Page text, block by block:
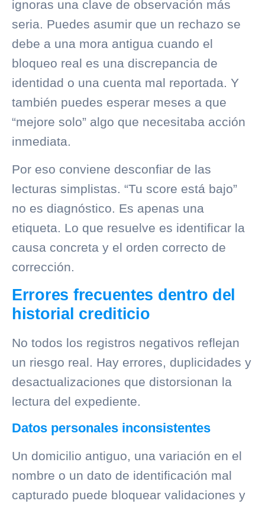
ignoras una clave de observación más
seria. Puedes asumir que un rechazo se
debe a una mora antigua cuando el
bloqueo real es una discrepancia de
identidad o una cuenta mal reportada. Y
también puedes esperar meses a que
“mejore solo” algo que necesitaba acción
inmediata.
Por eso conviene desconfiar de las
lecturas simplistas. “Tu score está bajo”
no es diagnóstico. Es apenas una
etiqueta. Lo que resuelve es identificar la
causa concreta y el orden correcto de
corrección.
Errores frecuentes dentro del
historial crediticio
No todos los registros negativos reflejan
un riesgo real. Hay errores, duplicidades y
desactualizaciones que distorsionan la
lectura del expediente.
Datos personales inconsistentes
Un domicilio antiguo, una variación en el
nombre o un dato de identificación mal
capturado puede bloquear validaciones y